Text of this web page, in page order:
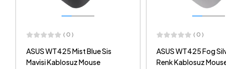
( 0 )
ASUS WT425 Fog Silver Gümüş
Renk Kablosuz Mouse
( 0 )
ASUS WT425 Matte
Gri Kablosuz Mouse